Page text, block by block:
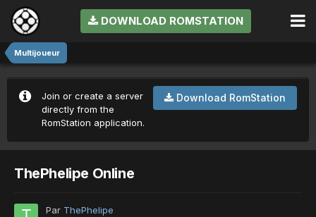
DOWNLOAD ROMSTATION
Multijoueur
Download RomStation
Join or create a server
directly from the
RomStation application.
ThePhelipe Online
Par ThePhelipe